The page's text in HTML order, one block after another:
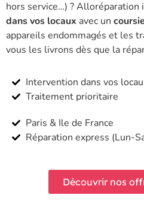
hors service…) ? Alloréparation
dans vos locaux avec un
appareils endommagés et les
vous les livrons dès que la
Intervention dans vos
Traitement prioritaire
Paris & Ile de France
Réparation express (Lun-
Découvrir nos